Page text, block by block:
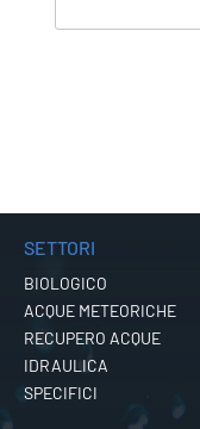
SETTORI
BIOLOGICO
ACQUE METEORICHE
RECUPERO ACQUE
IDRAULICA
SPECIFICI